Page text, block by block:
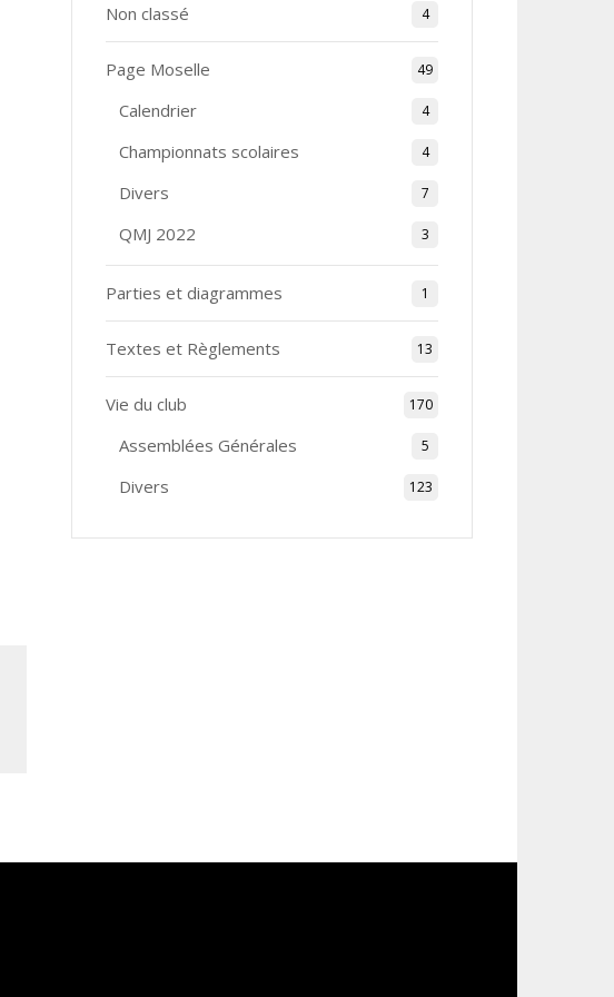
Non classé 4
Page Moselle 49
Calendrier 4
Championnats scolaires 4
Divers 7
QMJ 2022 3
Parties et diagrammes 1
Textes et Règlements 13
Vie du club 170
Assemblées Générales 5
Divers 123